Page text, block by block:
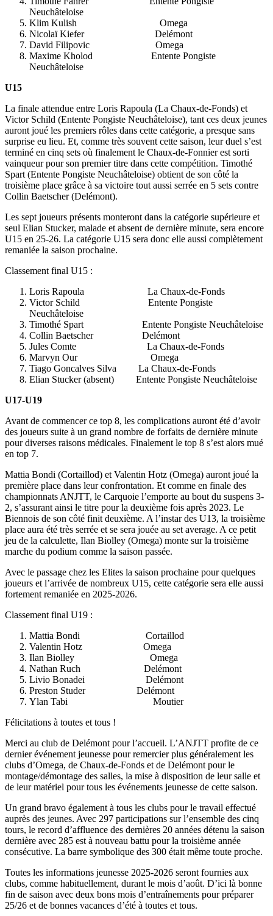
Neuchâteloise
Klim Kulish Omega
Nicolaï Kiefer Delémont
David Filipovic Omega
Maxime Kholod Entente Pongiste
Neuchâteloise
U15
La finale attendue entre Loris Rapoula (La Chaux-de-Fonds) et
Victor Schild (Entente Pongiste Neuchâteloise), tant ces deux jeunes
auront joué les premiers rôles dans cette catégorie, a presque sans
surprise eu lieu. Et, comme très souvent cette saison, leur duel s’est
terminé en cinq sets où finalement le Chaux-de-Fonnier est sorti
vainqueur pour son premier titre dans cette compétition. Timothé
Spart (Entente Pongiste Neuchâteloise) obtient de son côté la
troisième place grâce à sa victoire tout aussi serrée en 5 sets contre
Collin Baetscher (Delémont).
Les sept joueurs présents monteront dans la catégorie supérieure et
seul Elian Stucker, malade et absent de dernière minute, sera encore
U15 en 25-26. La catégorie U15 sera donc elle aussi complètement
remaniée la saison prochaine.
Classement final U15 :
Loris Rapoula La Chaux-de-Fonds
Victor Schild Entente Pongiste
Neuchâteloise
Timothé Spart Entente Pongiste Neuchâteloise
Collin Baetscher Delémont
Jules Comte La Chaux-de-Fonds
Marvyn Our Omega
Tiago Goncalves Silva La Chaux-de-Fonds
Elian Stucker (absent) Entente Pongiste Neuchâteloise
U17-U19
Avant de commencer ce top 8, les complications auront été d’avoir
des joueurs suite à un grand nombre de forfaits de dernière minute
pour diverses raisons médicales. Finalement le top 8 s’est alors mué
en top 7.
Mattia Bondi (Cortaillod) et Valentin Hotz (Omega) auront joué la
première place dans leur confrontation. Et comme en finale des
championnats ANJTT, le Carquoie l’emporte au bout du suspens 3-
2, s’assurant ainsi le titre pour la deuxième fois après 2023. Le
Biennois de son côté finit deuxième. A l’instar des U13, la troisième
place aura été très serrée et se sera jouée au set average. A ce petit
jeu de la calculette, Ilan Biolley (Omega) monte sur la troisième
marche du podium comme la saison passée.
Avec le passage chez les Elites la saison prochaine pour quelques
joueurs et l’arrivée de nombreux U15, cette catégorie sera elle aussi
fortement remaniée en 2025-2026.
Classement final U19 :
Mattia Bondi Cortaillod
Valentin Hotz Omega
Ilan Biolley Omega
Nathan Ruch Delémont
Livio Bonadei Delémont
Preston Studer Delémont
Ylan Tabi Moutier
Félicitations à toutes et tous !
Merci au club de Delémont pour l’accueil. L’ANJTT profite de ce
dernier événement jeunesse pour remercier plus généralement les
clubs d’Omega, de Chaux-de-Fonds et de Delémont pour le
montage/démontage des salles, la mise à disposition de leur salle et
de leur matériel pour tous les événements jeunesse de cette saison.
Un grand bravo également à tous les clubs pour le travail effectué
auprès des jeunes. Avec 297 participations sur l’ensemble des cinq
tours, le record d’affluence des dernières 20 années détenu la saison
dernière avec 285 est à nouveau battu pour la troisième année
consécutive. La barre symbolique des 300 était même toute proche.
Toutes les informations jeunesse 2025-2026 seront fournies aux
clubs, comme habituellement, durant le mois d’août. D’ici là bonne
fin de saison avec deux bons mois d’entraînements pour préparer
25/26 et de bonnes vacances d’été à toutes et tous.